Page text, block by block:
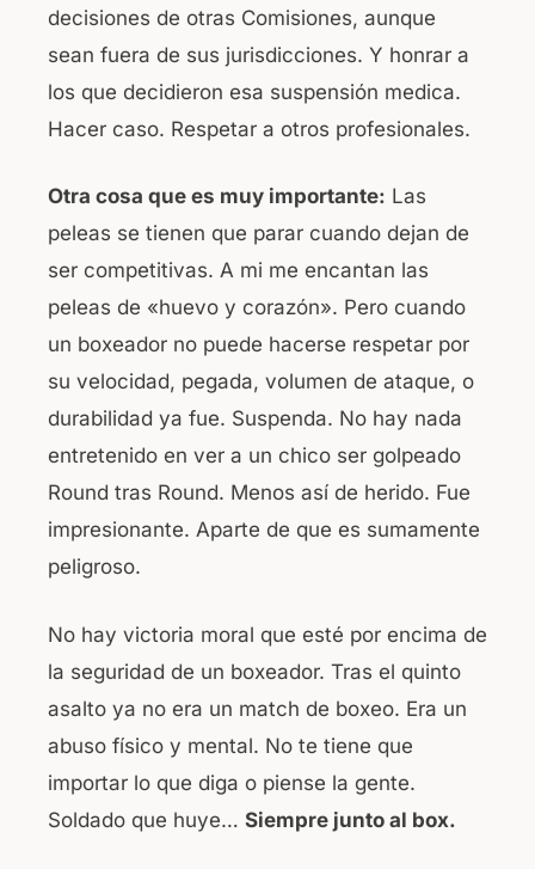
decisiones de otras Comisiones, aunque
sean fuera de sus jurisdicciones. Y honrar a
los que decidieron esa suspensión medica.
Hacer caso. Respetar a otros profesionales.
Otra cosa que es muy importante: Las
peleas se tienen que parar cuando dejan de
ser competitivas. A mi me encantan las
peleas de «huevo y corazón». Pero cuando
un boxeador no puede hacerse respetar por
su velocidad, pegada, volumen de ataque, o
durabilidad ya fue. Suspenda. No hay nada
entretenido en ver a un chico ser golpeado
Round tras Round. Menos así de herido. Fue
impresionante. Aparte de que es sumamente
peligroso.
No hay victoria moral que esté por encima de
la seguridad de un boxeador. Tras el quinto
asalto ya no era un match de boxeo. Era un
abuso físico y mental. No te tiene que
importar lo que diga o piense la gente.
Soldado que huye… Siempre junto al box.